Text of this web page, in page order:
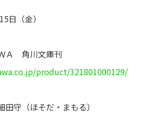
日（金）
Ａ 角川文庫刊
product/321801000129/
守（ほそだ・まもる）